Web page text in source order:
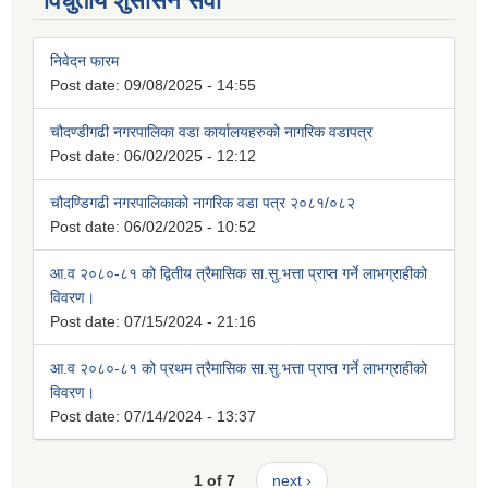
निवेदन फारम
Post date: 09/08/2025 - 14:55
चौदण्डीगढी नगरपालिका वडा कार्यालयहरुको नागरिक वडापत्र
Post date: 06/02/2025 - 12:12
चौदण्डिगढी नगरपालिकाको नागरिक वडा पत्र २०८१/०८२
Post date: 06/02/2025 - 10:52
आ.व २०८०-८१ को द्वितीय त्रैमासिक सा.सु.भत्ता प्राप्त गर्ने लाभग्राहीको
विवरण।
Post date: 07/15/2024 - 21:16
आ.व २०८०-८१ को प्रथम त्रैमासिक सा.सु.भत्ता प्राप्त गर्ने लाभग्राहीको
विवरण।
Post date: 07/14/2024 - 13:37
1 of 7 next ›